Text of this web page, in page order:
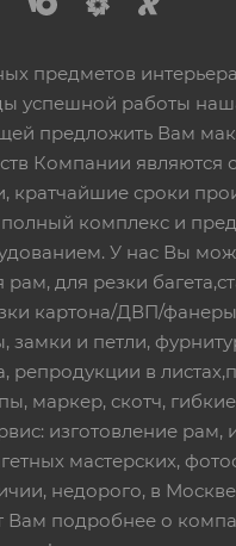
предметов
успешной работы
предложить Вам
Компании являются
сроки
комплекс и
У нас Вы
для резки
картона/ДВП/
и петли,
репродукции в
маркер, скотч,
изготовление рам,
мастерских,
недорого, в
подробнее о